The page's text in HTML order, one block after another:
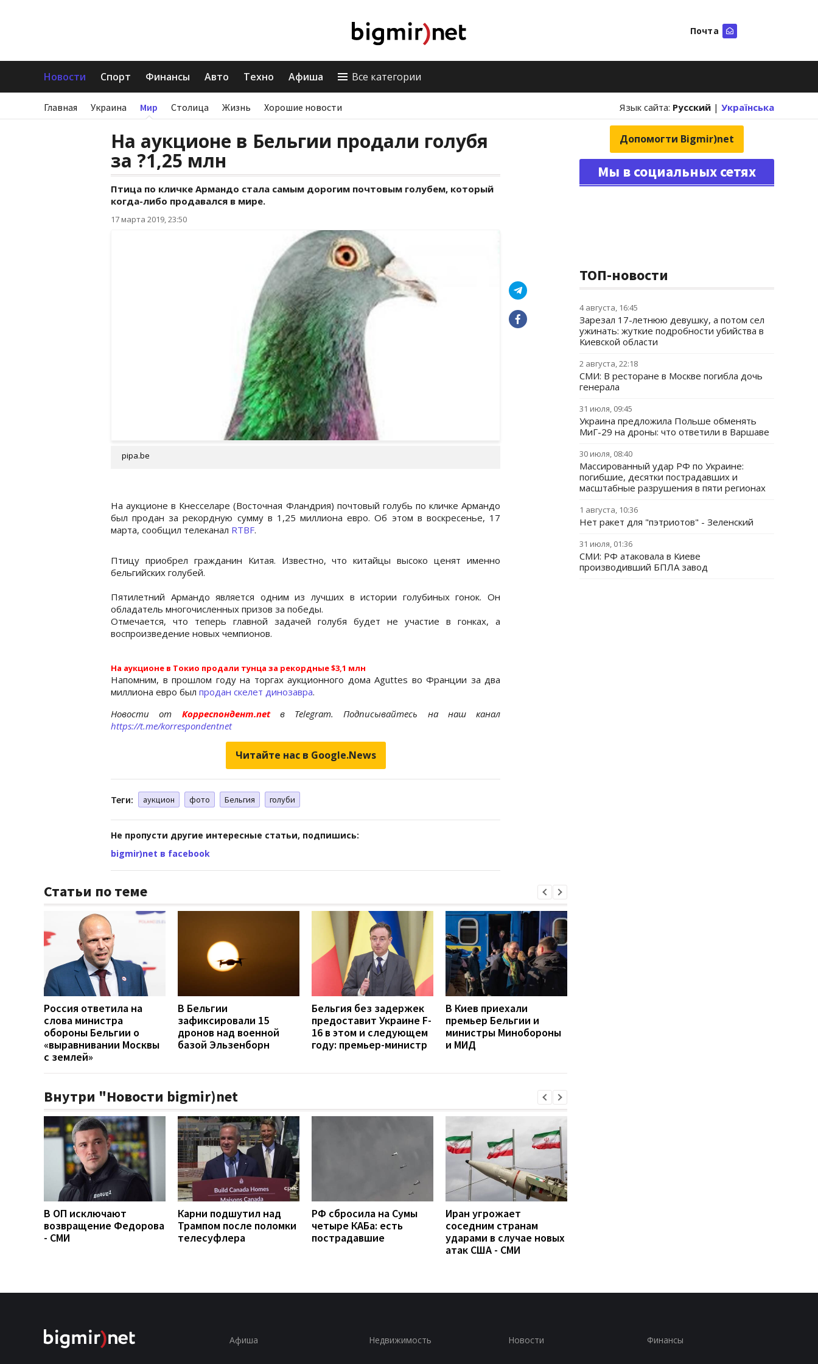
Почта
Новости Спорт Финансы Авто Техно Афиша Все категории
Главная Украина Мир Столица Жизнь Хорошие новости Язык сайта: Русский | Українська
На аукционе в Бельгии продали голубя
за ?1,25 млн
Птица по кличке Армандо стала самым дорогим почтовым голубем, который
когда-либо продавался в мире.
17 марта 2019, 23:50
pipa.be
На аукционе в Кнесселаре (Восточная Фландрия) почтовый голубь по кличке Армандо
был продан за рекордную сумму в 1,25 миллиона евро. Об этом в воскресенье, 17
марта, сообщил телеканал RTBF.
Птицу приобрел гражданин Китая. Известно, что китайцы высоко ценят именно
бельгийских голубей.
Пятилетний Армандо является одним из лучших в истории голубиных гонок. Он
обладатель многочисленных призов за победы.
Отмечается, что теперь главной задачей голубя будет не участие в гонках, а
воспроизведение новых чемпионов.
На аукционе в Токио продали тунца за рекордные $3,1 млн
Напомним, в прошлом году на торгах аукционного дома Aguttes во Франции за два
миллиона евро был продан скелет динозавра.
Новости от Корреспондент.net в Telegram. Подписывайтесь на наш канал
https://t.me/korrespondentnet
Читайте нас в Google.News
Теги: аукцион фото Бельгия голуби
Не пропусти другие интересные статьи, подпишись:
bigmir)net в facebook
Статьи по теме
Россия ответила на
слова министра
обороны Бельгии о
«выравнивании Москвы
с землей»
В Бельгии
зафиксировали 15
дронов над военной
базой Эльзенборн
Бельгия без задержек
предоставит Украине F-
16 в этом и следующем
году: премьер-министр
В Киев приехали
премьер Бельгии и
министры Минобороны
и МИД
Внутри "Новости bigmir)net
В ОП исключают
возвращение Федорова
- СМИ
Карни подшутил над
Трампом после поломки
телесуфлера
РФ сбросила на Сумы
четыре КАБа: есть
пострадавшие
Иран угрожает
соседним странам
ударами в случае новых
атак США - СМИ
Допомогти Bigmir)net
Мы в социальных сетях
ТОП-новости
4 августа, 16:45
Зарезал 17-летнюю девушку, а потом сел
ужинать: жуткие подробности убийства в
Киевской области
2 августа, 22:18
СМИ: В ресторане в Москве погибла дочь
генерала
31 июля, 09:45
Украина предложила Польше обменять
МиГ-29 на дроны: что ответили в Варшаве
30 июля, 08:40
Массированный удар РФ по Украине:
погибшие, десятки пострадавших и
масштабные разрушения в пяти регионах
1 августа, 10:36
Нет ракет для "пэтриотов" - Зеленский
31 июля, 01:36
СМИ: РФ атаковала в Киеве
производивший БПЛА завод
Афиша Недвижимость Новости Финансы